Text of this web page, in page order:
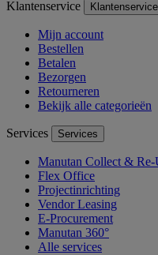
Klantenservice
Klantenservice
Mijn account
Bestellen
Betalen
Bezorgen
Retourneren
Bekijk alle categorieën
Services Services
Manutan Collect & Re-
Flex Office
Projectinrichting
Vendor Leasing
E-Procurement
Manutan 360°
Alle services